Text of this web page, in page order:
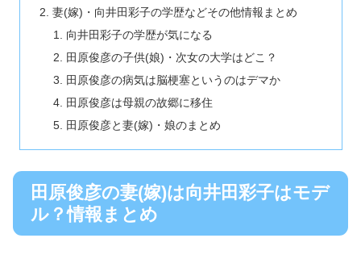
妻(嫁)・向井田彩子の学歴などその他情報まとめ
向井田彩子の学歴が気になる
田原俊彦の子供(娘)・次女の大学はどこ？
田原俊彦の病気は脳梗塞というのはデマか
田原俊彦は母親の故郷に移住
田原俊彦と妻(嫁)・娘のまとめ
田原俊彦の妻(嫁)は向井田彩子はモデ
ル？情報まとめ